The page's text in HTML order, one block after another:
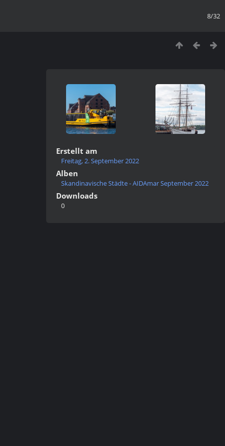
8/32
Erstellt am
Freitag, 2. September 2022
Alben
Skandinavische Städte - AIDAmar September 2022
Downloads
0